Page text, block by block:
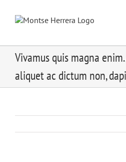
content
Vivamus quis magna
aliquet ac dictum non,